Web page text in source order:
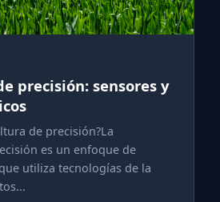
precisión: sensores y
de precisión?La
es un enfoque de
utiliza tecnologías de la